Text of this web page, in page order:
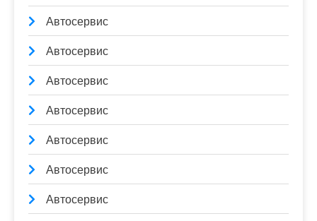
Автосервис
Автосервис
Автосервис
Автосервис
Автосервис
Автосервис
Автосервис